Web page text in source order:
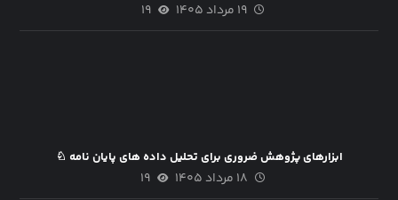
۱۹ مرداد ۱۴۰۵ ۱۹
ابزارهای پژوهش ضروری برای تحلیل داده های پایان نامه ♘
۱۸ مرداد ۱۴۰۵ ۱۹